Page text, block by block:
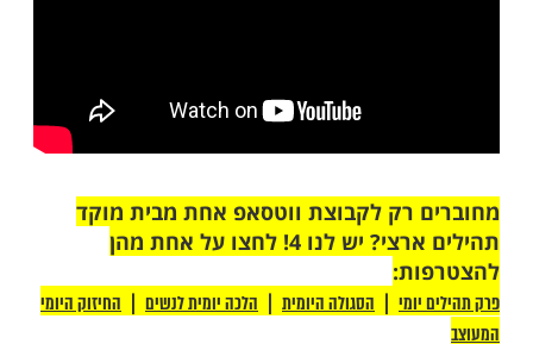
לחלומות טוביםקריאת שמע
שעל
רביד נגר